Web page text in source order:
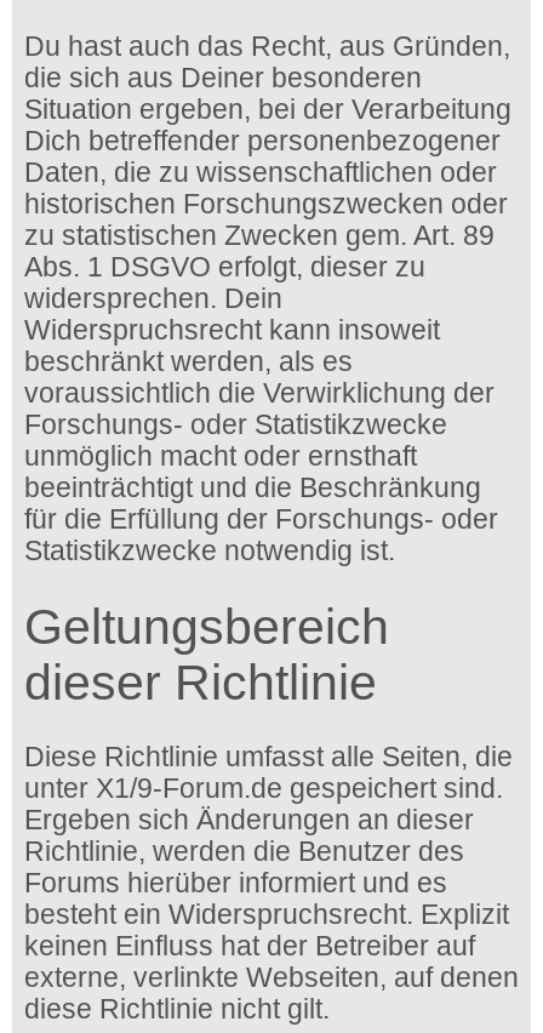
Du hast auch das Recht, aus Gründen,
die sich aus Deiner besonderen
Situation ergeben, bei der Verarbeitung
Dich betreffender personenbezogener
Daten, die zu wissenschaftlichen oder
historischen Forschungszwecken oder
zu statistischen Zwecken gem. Art. 89
Abs. 1 DSGVO erfolgt, dieser zu
widersprechen. Dein
Widerspruchsrecht kann insoweit
beschränkt werden, als es
voraussichtlich die Verwirklichung der
Forschungs- oder Statistikzwecke
unmöglich macht oder ernsthaft
beeinträchtigt und die Beschränkung
für die Erfüllung der Forschungs- oder
Statistikzwecke notwendig ist.
Geltungsbereich
dieser Richtlinie
Diese Richtlinie umfasst alle Seiten, die
unter X1/9-Forum.de gespeichert sind.
Ergeben sich Änderungen an dieser
Richtlinie, werden die Benutzer des
Forums hierüber informiert und es
besteht ein Widerspruchsrecht. Explizit
keinen Einfluss hat der Betreiber auf
externe, verlinkte Webseiten, auf denen
diese Richtlinie nicht gilt.